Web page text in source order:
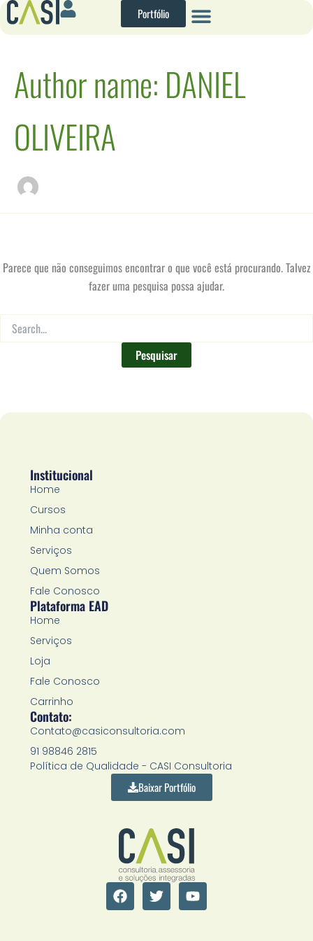
Ir
para
Portfólio
Author name: DANIEL
OLIVEIRA
Parece que não conseguimos encontrar o que você está procurando. Talvez
fazer uma pesquisa possa ajudar.
Pesquisar
por:
F
a
c
T
w
i
Y
o
u
Institucional
Home
Cursos
Minha conta
Serviços
Quem Somos
Fale Conosco
Plataforma EAD
Home
Serviços
Loja
Fale Conosco
Carrinho
Contato:
Contato@casiconsultoria.com
91 98846 2815
Política de Qualidade - CASI Consultoria
Baixar Portfólio